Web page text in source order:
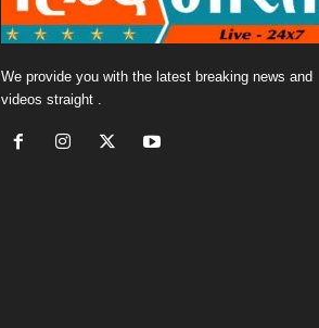
We provide you with the latest breaking news and
videos straight .